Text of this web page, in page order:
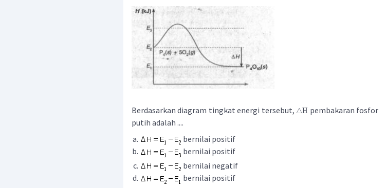
Berdasarkan diagram tingkat energi tersebut, △H pembakaran fosfor
putih adalah ....
bernilai positif
bernilai positif
bernilai negatif
bernilai positif